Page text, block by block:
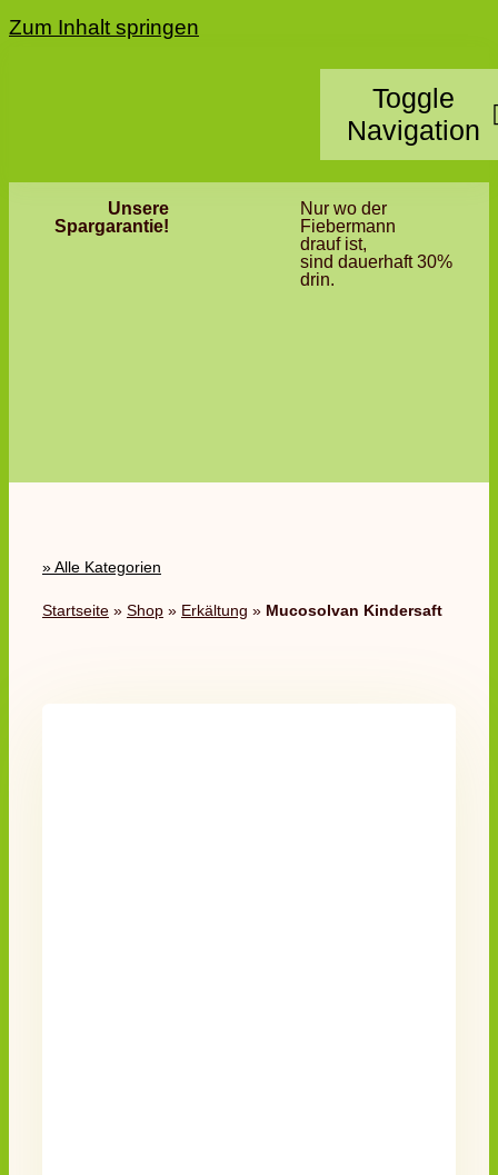
Zum Inhalt springen
Toggle
Navigation
Unsere
Spargarantie!
Nur wo der
Fiebermann
drauf ist,
sind dauerhaft 30%
drin.
» Alle Kategorien
Startseite» Shop» Erkältung » Mucosolvan Kindersaft